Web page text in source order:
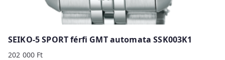
SEIKO-5 SPORT férfi GMT automata SSK003K1
202 000 Ft